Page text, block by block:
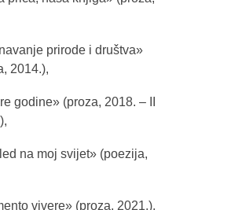
prirode i društva»
2014.),
godine» (proza, 2018. – II
na moj svijet» (poezija,
vivere» (proza, 2021.).